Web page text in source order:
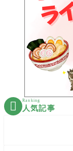
 Ranking
人気記事